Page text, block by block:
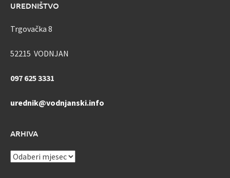
UREDNIŠTVO
Trgovačka 8
52215 VODNJAN
097 625 3331
urednik@vodnjanski.info
ARHIVA
ARHIVA